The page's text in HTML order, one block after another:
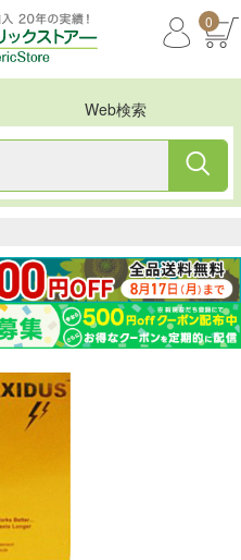
0
Web検索